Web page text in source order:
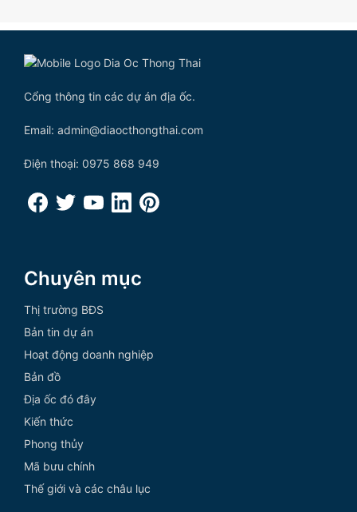
Cổng thông tin các dự án địa ốc.
Email: admin@diaocthongthai.com
Điện thoại: 0975 868 949
Chuyên mục
Thị trường BĐS
Bản tin dự án
Hoạt động doanh nghiệp
Bản đồ
Địa ốc đó đây
Kiến thức
Phong thủy
Mã bưu chính
Thế giới và các châu lục